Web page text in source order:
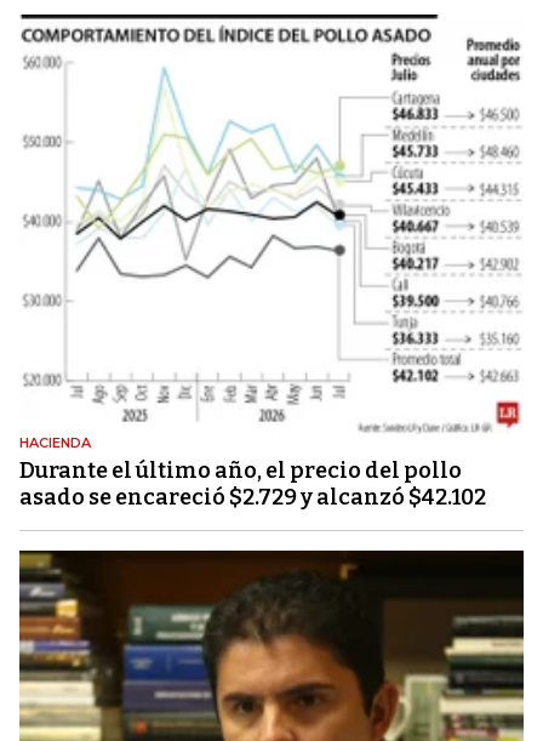
HACIENDA
Durante el último año, el precio del pollo
asado se encareció $2.729 y alcanzó $42.102